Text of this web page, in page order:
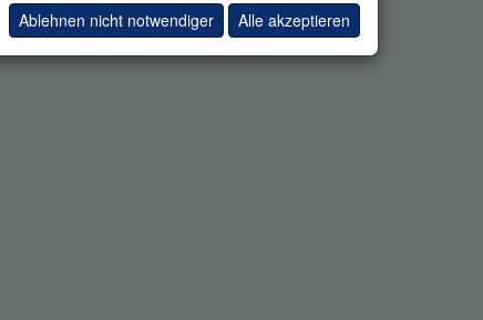
Ablehnen nicht notwendiger Alle akzeptieren